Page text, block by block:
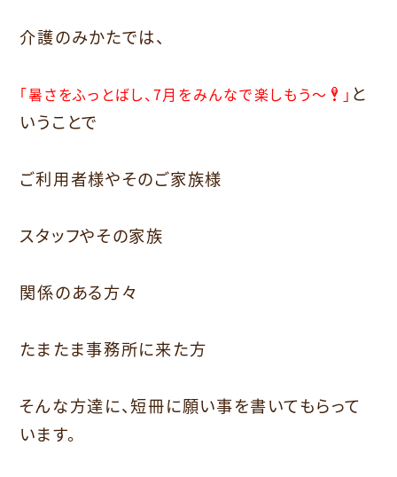
介護のみかたでは、
「暑さをふっとばし、7月をみんなで楽しもう～ 」 と
いうことで
ご利用者様やそのご家族様
スタッフやその家族
関係のある方々
たまたま事務所に来た方
そんな方達に、短冊に願い事を書いてもらって
います。